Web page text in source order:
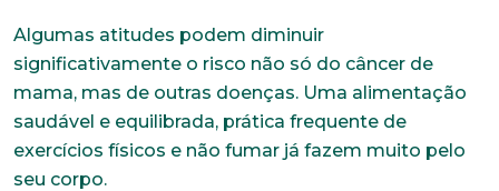
Algumas atitudes podem diminuir
significativamente o risco não só do câncer de
mama, mas de outras doenças. Uma alimentação
saudável e equilibrada, prática frequente de
exercícios físicos e não fumar já fazem muito pelo
seu corpo.
Trabalhe conosco
Faça parte de uma instituição sólida, ética e
comprometida com o bem-estar dos seus
colaboradores. Preencha todos os dados abaixo e
anexe seu currículo.